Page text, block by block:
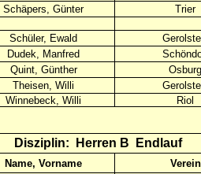
Schäpers, Günter Trier
Schüler, Ewald
Dudek, Manfred
Quint, Günther
Osburg
Theisen, Willi
Winnebeck, Willi
Riol
Disziplin: Herren B Endlauf
Name, Vorname
Verein